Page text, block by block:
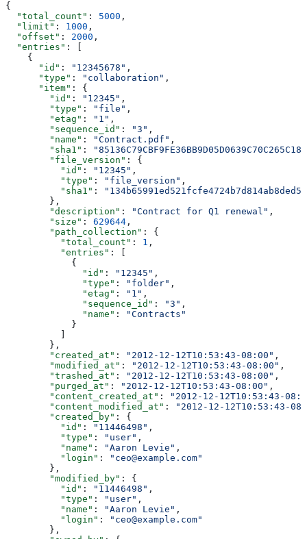
{
  "total_count"
: 5000 ,
  "limit"
: 1000 ,
  "offset"
: 2000 ,
  "entries"
: [
    {
      "id"
: "12345678" ,
      "type"
: "collaboration" ,
      "item"
: {
        "id"
: "12345" ,
        "type"
: "file" ,
        "etag"
: "1" ,
        "sequence_id"
: "3" ,
        "name"
: "Contract.pdf" ,
        "sha1"
:
        "file_version"
: {
          "id"
: "12345" ,
          "type"
: "file_version" ,
          "sha1"
:
        },
        "description"
: "Contract for Q1 renewal" ,
        "size"
: 629644 ,
        "path_collection"
: {
          "total_count"
: 1 ,
          "entries"
: [
            {
              "id"
: "12345" ,
              "type"
: "folder" ,
              "etag"
: "1" ,
              "sequence_id"
: "3" ,
              "name"
:
"Contracts"
            }
        },
        "created_at"
: "2012-12-12T10:53:43-08:00" ,
        "modified_at"
: "2012-12-12T10:53:43-08:00" ,
        "trashed_at"
: "2012-12-12T10:53:43-08:00" ,
        "purged_at"
: "2012-12-12T10:53:43-08:00" ,
        "content_created_at"
:
"2012-12-12T10:53:43-
        "content_modified_at"
:
"2012-12-12T10:53:43-
        "created_by"
: {
          "id"
: "11446498" ,
          "type"
: "user" ,
          "name"
: "Aaron Levie" ,
          "login"
:
"ceo@example.com"
        },
        "modified_by"
: {
          "id"
: "11446498" ,
          "type"
: "user" ,
          "name"
: "Aaron Levie" ,
          "login"
:
"ceo@example.com"
        },